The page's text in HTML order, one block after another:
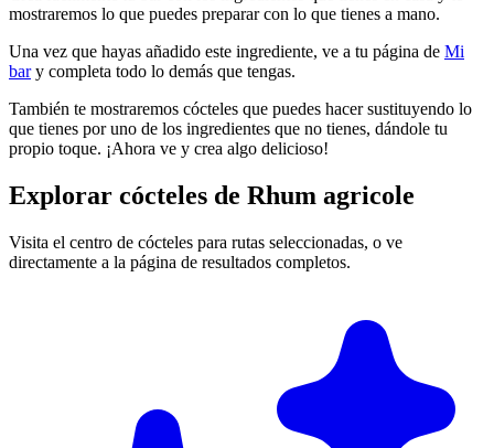
mostraremos lo que puedes preparar con lo que tienes a mano.
Una vez que hayas añadido este ingrediente, ve a tu página de Mi
bary completa todo lo demás que tengas.
También te mostraremos cócteles que puedes hacer sustituyendo lo
que tienes por uno de los ingredientes que no tienes, dándole tu
propio toque. ¡Ahora ve y crea algo delicioso!
Explorar cócteles de Rhum agricole
Visita el centro de cócteles para rutas seleccionadas, o ve
directamente a la página de resultados completos.